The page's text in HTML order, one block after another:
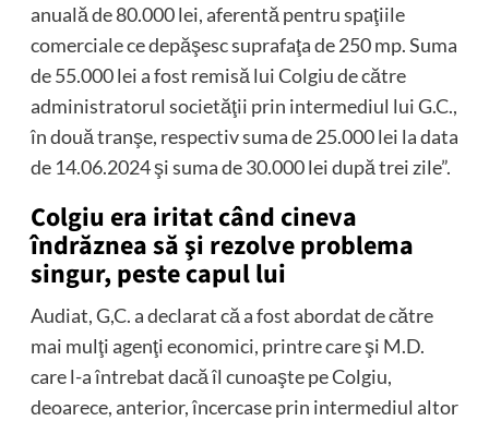
anuală de 80.000 lei, aferentă pentru spaţiile
comerciale ce depăşesc suprafaţa de 250 mp. Suma
de 55.000 lei a fost remisă lui Colgiu de către
administratorul societăţii prin intermediul lui G.C.,
în două tranşe, respectiv suma de 25.000 lei la data
de 14.06.2024 şi suma de 30.000 lei după trei zile”.
Colgiu era iritat când cineva
îndrăznea să şi rezolve problema
singur, peste capul lui
Audiat, G,C. a declarat că a fost abordat de către
mai mulţi agenţi economici, printre care şi M.D.
care l-a întrebat dacă îl cunoaşte pe Colgiu,
deoarece, anterior, încercase prin intermediul altor